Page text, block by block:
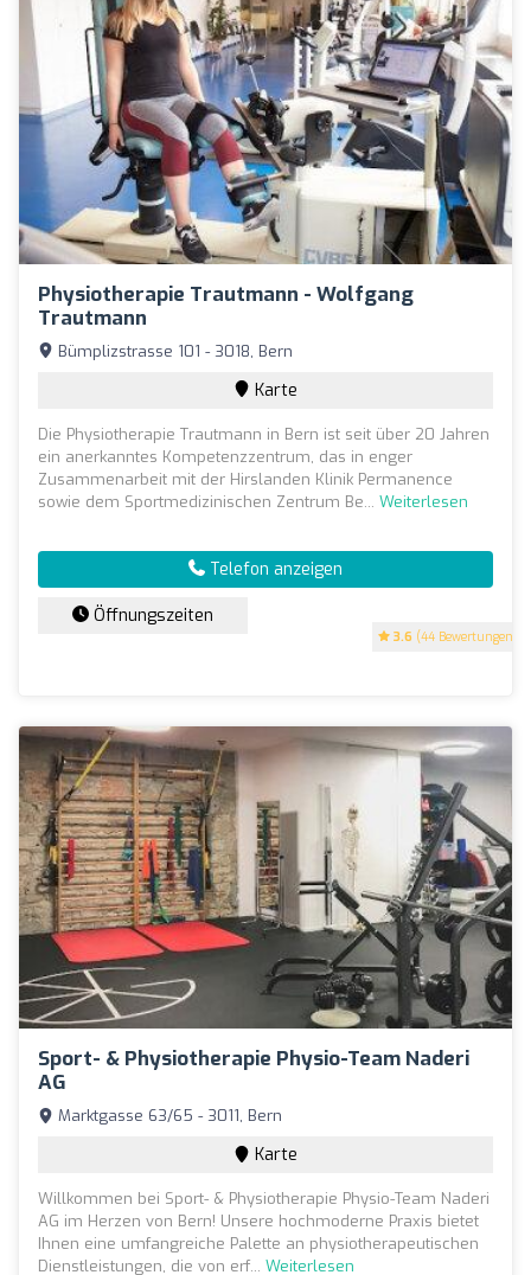
Physiotherapie Trautmann - Wolfgang
Trautmann
3.6 (44 Bewertungen)
Bümplizstrasse 101 - 3018, Bern
Karte
Die Physiotherapie Trautmann in Bern ist seit über 20 Jahren
ein anerkanntes Kompetenzzentrum, das in enger
Zusammenarbeit mit der Hirslanden Klinik Permanence
sowie dem Sportmedizinischen Zentrum Be... Weiterlesen
Telefon anzeigen
Öffnungszeiten
Sport- & Physiotherapie Physio-Team Naderi
AG
Marktgasse 63/65 - 3011, Bern
Karte
Willkommen bei Sport- & Physiotherapie Physio-Team Naderi
AG im Herzen von Bern! Unsere hochmoderne Praxis bietet
Ihnen eine umfangreiche Palette an physiotherapeutischen
Dienstleistungen, die von erf... Weiterlesen